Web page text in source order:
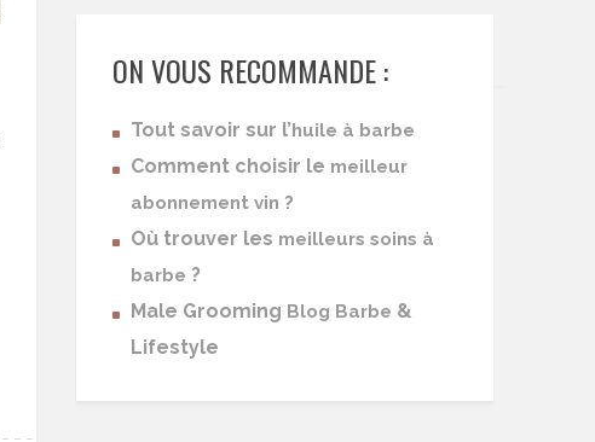
ON VOUS RECOMMANDE :
Tout savoir sur l’ huile à barbe
Comment choisir le meilleur
abonnement vin ?
Où trouver les meilleurs soins à
barbe ?
Male Grooming Blog Barbe &
Lifestyle